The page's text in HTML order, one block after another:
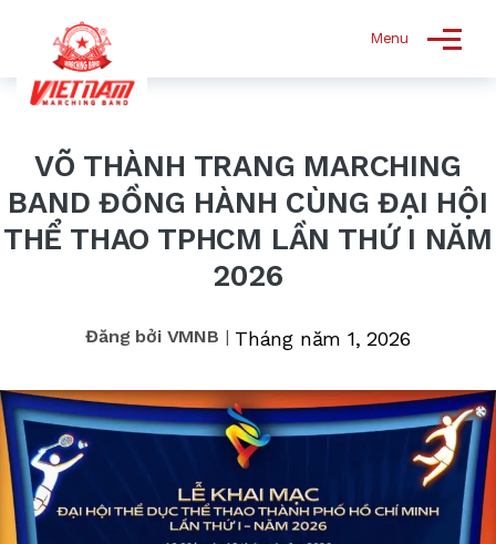
Menu
VÕ THÀNH TRANG MARCHING
BAND ĐỒNG HÀNH CÙNG ĐẠI HỘI
THỂ THAO TPHCM LẦN THỨ I NĂM
2026
Đăng bởi VMNB | Tháng năm 1, 2026